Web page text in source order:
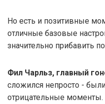
Но есть и позитивные
отличные базовые
значительно прибавить
Фил Чарльз, главный
сложился непросто -
отрицательные моменты.